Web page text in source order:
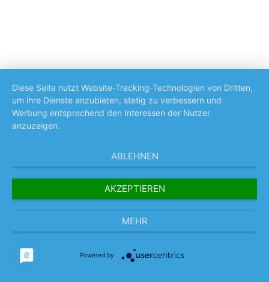
Diese Seite nutzt Website-Tracking-Technologien von Dritten,
um ihre Dienste anzubieten, stetig zu verbessern und
Werbung entsprechend den Interessen der Nutzer
anzuzeigen.
ABLEHNEN
AKZEPTIEREN
MEHR
Powered by